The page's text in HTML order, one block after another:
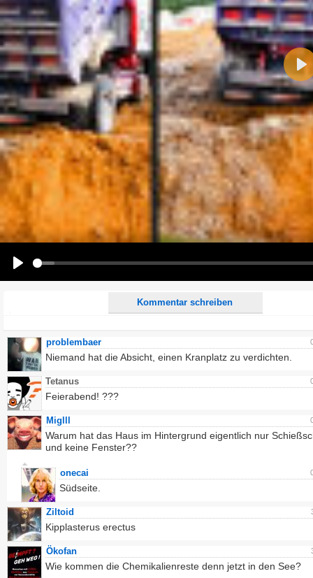
Kommentar schreiben
Name:
E-Mail-Adresse (optional):
Kommentar:
Alle HTML-Tags außer <br>, <strike> und <i> werden aus Deinem Kommentar entfernt.
URLs werden automatisch umgewandelt. Bitte verwende "www." oder "http://" in URLs
Ich möchte eine E-Mail, wenn auf dieser Seite weitere Kommentare erscheinen.
problembaer
Niemand hat die Absicht, einen Kranplatz zu verdichten.
Tetanus
Feierabend! ???
Miglll
Warum hat das Haus im Hintergrund eigentlich nur
und keine Fenster??
onecai
Südseite.
Ziltoid
Kipplasterus erectus
Ökofan
Wie kommen die Chemikalienreste denn jetzt in den See?